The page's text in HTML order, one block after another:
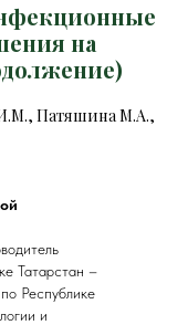
на
Патяшина М.А.,
Татарстан –
Республике
и